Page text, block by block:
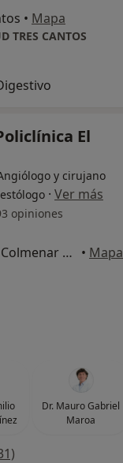
• Mapa
TRES CANTOS
El
y cirujano
· Ver más
opiniones
C/ MOLINO DEL VIENTO, 14, Colmenar Viejo • Mapa
Dr. Mauro Gabriel
Maroa